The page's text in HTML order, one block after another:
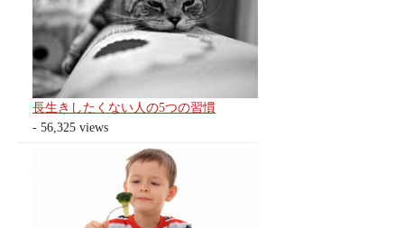
長生きしたくない人の5つの習慣
- 56,325 views